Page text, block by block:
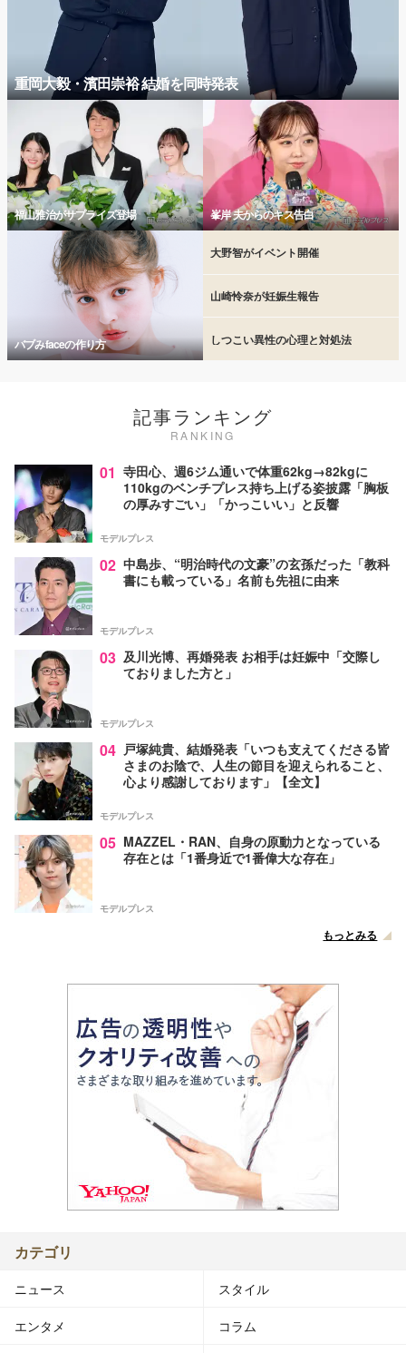
重岡大毅・濱田崇裕 結婚を同時発表
福山雅治がサプライズ登場 峯岸 夫からのキス告白
バブみfaceの作り方
大野智がイベント開催
山崎怜奈が妊娠生報告
しつこい異性の心理と対処法
記事ランキング
RANKING
01 寺田心、週6ジム通いで体重62kg→82kgに
110kgのベンチプレス持ち上げる姿披露「胸板
の厚みすごい」「かっこいい」と反響
モデルプレス
02 中島歩、“明治時代の文豪”の玄孫だった「教科
書にも載っている」名前も先祖に由来
モデルプレス
03 及川光博、再婚発表 お相手は妊娠中「交際し
ておりました方と」
モデルプレス
04 戸塚純貴、結婚発表「いつも支えてくださる皆
さまのお陰で、人生の節目を迎えられること、
心より感謝しております」【全文】
モデルプレス
05 MAZZEL・RAN、自身の原動力となっている
存在とは「1番身近で1番偉大な存在」
モデルプレス
もっとみる
カテゴリ
ニュース スタイル
エンタメ コラム